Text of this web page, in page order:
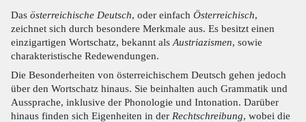
Das österreichische Deutsch, oder einfach Österreichisch,
zeichnet sich durch besondere Merkmale aus. Es besitzt einen
einzigartigen Wortschatz, bekannt als Austriazismen, sowie
charakteristische Redewendungen.
Die Besonderheiten von österreichischem Deutsch gehen jedoch
über den Wortschatz hinaus. Sie beinhalten auch Grammatik und
Aussprache, inklusive der Phonologie und Intonation. Darüber
hinaus finden sich Eigenheiten in der Rechtschreibung, wobei die